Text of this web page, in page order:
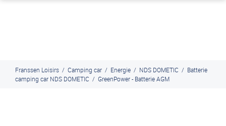
Franssen Loisirs / Camping car / Energie / NDS DOMETIC / Batterie
camping car NDS DOMETIC / GreenPower - Batterie AGM